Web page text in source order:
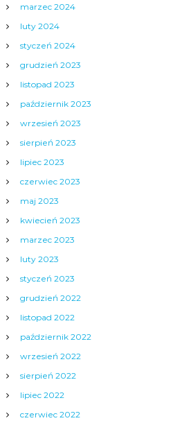
marzec 2024
luty 2024
styczeń 2024
grudzień 2023
listopad 2023
październik 2023
wrzesień 2023
sierpień 2023
lipiec 2023
czerwiec 2023
maj 2023
kwiecień 2023
marzec 2023
luty 2023
styczeń 2023
grudzień 2022
listopad 2022
październik 2022
wrzesień 2022
sierpień 2022
lipiec 2022
czerwiec 2022